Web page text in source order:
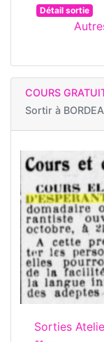
Détail sortie
COURS
Sortir à
Sorties